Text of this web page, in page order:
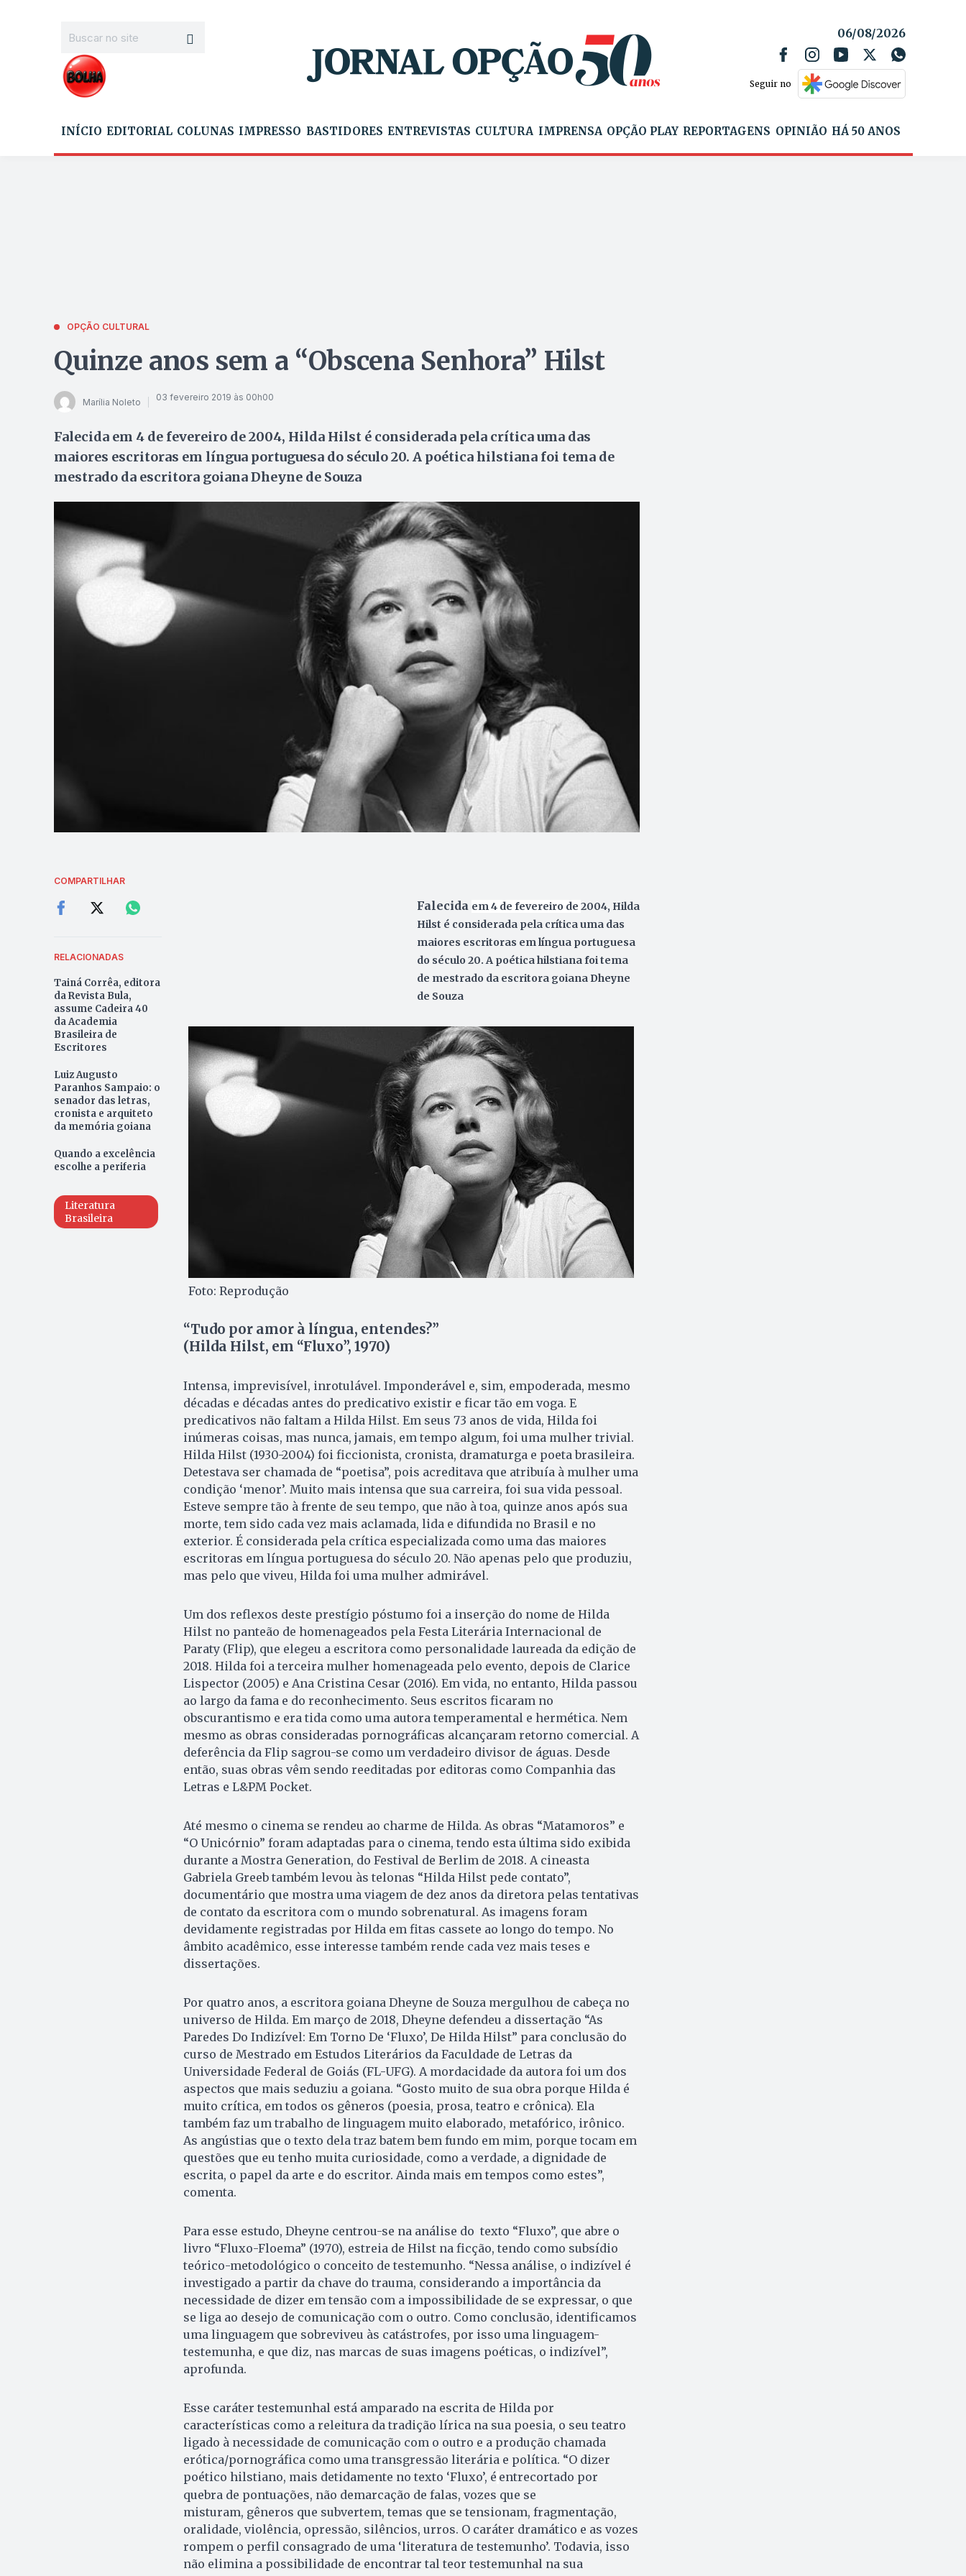
06/08/2026
Seguir no
INÍCIO EDITORIAL COLUNAS IMPRESSO BASTIDORES ENTREVISTAS CULTURA IMPRENSA OPÇÃO PLAY REPORTAGENS OPINIÃO HÁ 50 ANOS
OPÇÃO CULTURAL
Quinze anos sem a “Obscena Senhora” Hilst
Marília Noleto 03 fevereiro 2019 às 00h00
Falecida em 4 de fevereiro de 2004, Hilda Hilst é considerada pela crítica uma das
maiores escritoras em língua portuguesa do século 20. A poética hilstiana foi tema de
mestrado da escritora goiana Dheyne de Souza
COMPARTILHAR
RELACIONADAS
Tainá Corrêa, editora
da Revista Bula,
assume Cadeira 40
da Academia
Brasileira de
Escritores
Luiz Augusto
Paranhos Sampaio: o
senador das letras,
cronista e arquiteto
da memória goiana
Quando a excelência
escolhe a periferia
Literatura
Brasileira
Falecida em 4 de fevereiro de 2004, Hilda
Hilst é considerada pela crítica uma das
maiores escritoras em língua portuguesa
do século 20. A poética hilstiana foi tema
de mestrado da escritora goiana Dheyne
de Souza
Foto: Reprodução
“Tudo por amor à língua, entendes?”
(Hilda Hilst, em “Fluxo”, 1970)
Intensa, imprevisível, inrotulável. Imponderável e, sim, empoderada, mesmo
décadas e décadas antes do predicativo existir e ficar tão em voga. E
predicativos não faltam a Hilda Hilst. Em seus 73 anos de vida, Hilda foi
inúmeras coisas, mas nunca, jamais, em tempo algum, foi uma mulher trivial.
Hilda Hilst (1930-2004) foi ficcionista, cronista, dramaturga e poeta brasileira.
Detestava ser chamada de “poetisa”, pois acreditava que atribuía à mulher uma
condição ‘menor’. Muito mais intensa que sua carreira, foi sua vida pessoal.
Esteve sempre tão à frente de seu tempo, que não à toa, quinze anos após sua
morte, tem sido cada vez mais aclamada, lida e difundida no Brasil e no
exterior. É considerada pela crítica especializada como uma das maiores
escritoras em língua portuguesa do século 20. Não apenas pelo que produziu,
mas pelo que viveu, Hilda foi uma mulher admirável.
Um dos reflexos deste prestígio póstumo foi a inserção do nome de Hilda
Hilst no panteão de homenageados pela Festa Literária Internacional de
Paraty (Flip), que elegeu a escritora como personalidade laureada da edição de
2018. Hilda foi a terceira mulher homenageada pelo evento, depois de Clarice
Lispector (2005) e Ana Cristina Cesar (2016). Em vida, no entanto, Hilda passou
ao largo da fama e do reconhecimento. Seus escritos ficaram no
obscurantismo e era tida como uma autora temperamental e hermética. Nem
mesmo as obras consideradas pornográficas alcançaram retorno comercial. A
deferência da Flip sagrou-se como um verdadeiro divisor de águas. Desde
então, suas obras vêm sendo reeditadas por editoras como Companhia das
Letras e L&PM Pocket.
Até mesmo o cinema se rendeu ao charme de Hilda. As obras “Matamoros” e
“O Unicórnio” foram adaptadas para o cinema, tendo esta última sido exibida
durante a Mostra Generation, do Festival de Berlim de 2018. A cineasta
Gabriela Greeb também levou às telonas “Hilda Hilst pede contato”,
documentário que mostra uma viagem de dez anos da diretora pelas tentativas
de contato da escritora com o mundo sobrenatural. As imagens foram
devidamente registradas por Hilda em fitas cassete ao longo do tempo. No
âmbito acadêmico, esse interesse também rende cada vez mais teses e
dissertações.
Por quatro anos, a escritora goiana Dheyne de Souza mergulhou de cabeça no
universo de Hilda. Em março de 2018, Dheyne defendeu a dissertação “As
Paredes Do Indizível: Em Torno De ‘Fluxo’, De Hilda Hilst” para conclusão do
curso de Mestrado em Estudos Literários da Faculdade de Letras da
Universidade Federal de Goiás (FL-UFG). A mordacidade da autora foi um dos
aspectos que mais seduziu a goiana. “Gosto muito de sua obra porque Hilda é
muito crítica, em todos os gêneros (poesia, prosa, teatro e crônica). Ela
também faz um trabalho de linguagem muito elaborado, metafórico, irônico.
As angústias que o texto dela traz batem bem fundo em mim, porque tocam em
questões que eu tenho muita curiosidade, como a verdade, a dignidade de
escrita, o papel da arte e do escritor. Ainda mais em tempos como estes”,
comenta.
Para esse estudo, Dheyne centrou-se na análise do texto “Fluxo”, que abre o
livro “Fluxo-Floema” (1970), estreia de Hilst na ficção, tendo como subsídio
teórico-metodológico o conceito de testemunho. “Nessa análise, o indizível é
investigado a partir da chave do trauma, considerando a importância da
necessidade de dizer em tensão com a impossibilidade de se expressar, o que
se liga ao desejo de comunicação com o outro. Como conclusão, identificamos
uma linguagem que sobreviveu às catástrofes, por isso uma linguagem-
testemunha, e que diz, nas marcas de suas imagens poéticas, o indizível”,
aprofunda.
Esse caráter testemunhal está amparado na escrita de Hilda por
características como a releitura da tradição lírica na sua poesia, o seu teatro
ligado à necessidade de comunicação com o outro e a produção chamada
erótica/pornográfica como uma transgressão literária e política. “O dizer
poético hilstiano, mais detidamente no texto ‘Fluxo’, é entrecortado por
quebra de pontuações, não demarcação de falas, vozes que se
misturam, gêneros que subvertem, temas que se tensionam, fragmentação,
oralidade, violência, opressão, silêncios, urros. O caráter dramático e as vozes
rompem o perfil consagrado de uma ‘literatura de testemunho’. Todavia, isso
não elimina a possibilidade de encontrar tal teor testemunhal na sua